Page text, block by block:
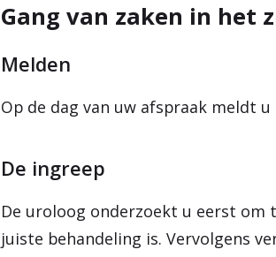
Gang van zaken in het
Melden
Op de dag van uw afspraak meldt
De ingreep
De uroloog onderzoekt u eerst
juiste behandeling is. Vervolgens